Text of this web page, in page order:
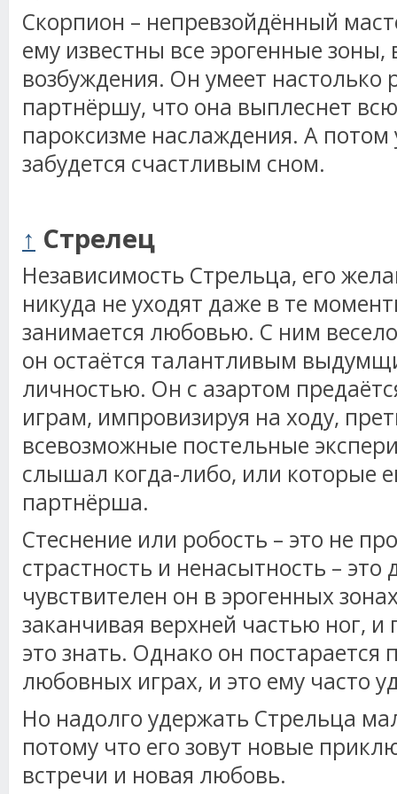
Скорпион – непревзойдённый
ему известны все эрогенные зоны,
возбуждения. Он умеет настолько
партнёршу, что она выплеснет
пароксизме наслаждения. А потом
забудется счастливым сном.
↑ Стрелец
Независимость Стрельца, его
никуда не уходят даже в те
занимается любовью. С ним
он остаётся талантливым
личностью. Он с азартом
играм, импровизируя на ходу,
всевозможные постельные
слышал когда-либо, или которые
партнёрша.
Стеснение или робость – это не
страстность и ненасытность – это
чувствителен он в эрогенных
заканчивая верхней частью ног,
это знать. Однако он постарается
любовных играх, и это ему часто
Но надолго удержать Стрельца
потому что его зовут новые
встречи и новая любовь.